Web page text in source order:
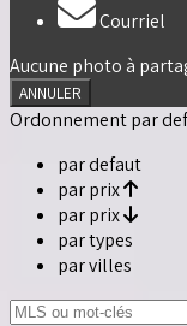
Courriel
Aucune photo à
ANNULER
Ordonnementpar
par defaut
par prix
par prix
par types
par villes